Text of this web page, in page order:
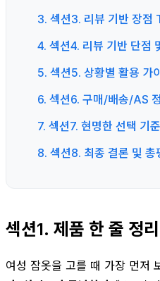
3. 섹션3. 리뷰 기반 장점
4. 섹션4. 리뷰 기반 단점
5. 섹션5. 상황별 활용 가
6. 섹션6. 구매/배송/AS
7. 섹션7. 현명한 선택 기준
8. 섹션8. 최종 결론 및 총
섹션1. 제품 한 줄 정리
여성 잠옷을 고를 때 가장 먼저